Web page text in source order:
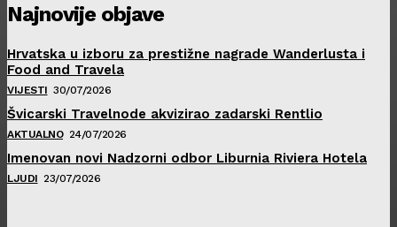
Najnovije objave
Hrvatska u izboru za prestižne nagrade Wanderlusta i
Food and Travela
VIJESTI 30/07/2026
Švicarski Travelnode akvizirao zadarski Rentlio
AKTUALNO 24/07/2026
Imenovan novi Nadzorni odbor Liburnia Riviera Hotela
LJUDI 23/07/2026